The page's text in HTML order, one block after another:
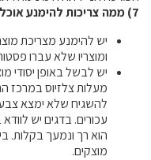
7) ממה צריכות להימנע אוכלוסיות בעלי סיכון?
יש להימנע מצריכת
ומוצריו שלא עברו
מעלות צלזיוס במרכז
להשגיח שלא ימצא צבע
עכורים. בדגים יש
הוא רך ונמעך בקלות.
מוצקים.